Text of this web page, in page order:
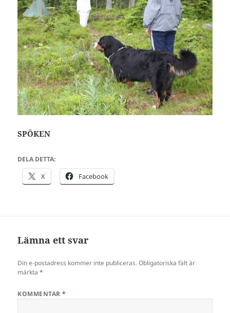
SPÖKEN
DELA DETTA:
X Facebook
Lämna ett svar
Din e-postadress kommer inte publiceras. Obligatoriska fält är
märkta*
KOMMENTAR*